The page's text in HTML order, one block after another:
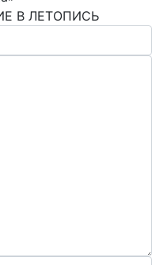
В ЛЕТОПИСЬ